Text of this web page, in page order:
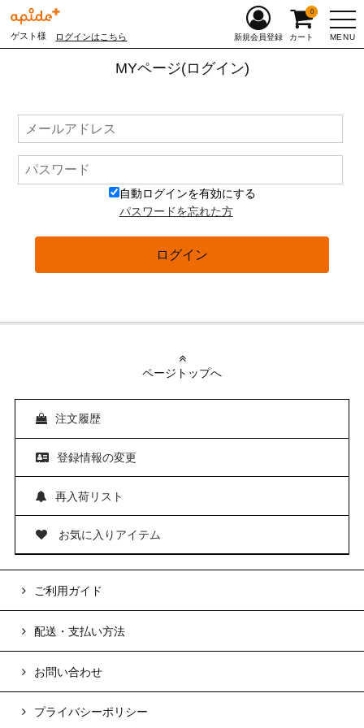
ゲスト様 ログインはこちら MENU
新規会員登録 カート
0
MYページ(ログイン)
自動ログインを有効にする
パスワードを忘れた方
ページトップへ
注文履歴
登録情報の変更
再入荷リスト
お気に入りアイテム
ご利用ガイド
配送・支払い方法
お問い合わせ
プライバシーポリシー